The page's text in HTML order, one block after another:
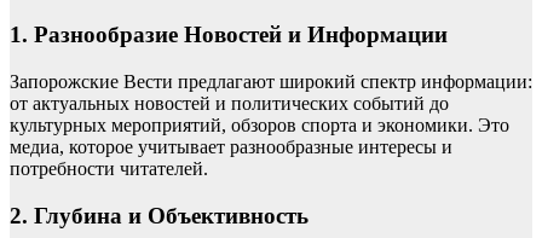
1. Разнообразие Новостей и Информации
Запорожские Вести предлагают широкий спектр информации:
от актуальных новостей и политических событий до
культурных мероприятий, обзоров спорта и экономики. Это
медиа, которое учитывает разнообразные интересы и
потребности читателей.
2. Глубина и Объективность